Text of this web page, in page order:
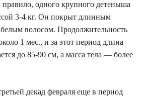
одного крупного детеныша
3-4 кг. Он покрыт длинным
волосом. Продолжительность
1 мес., и за этот период длина
до 85-90 см, а масса тела — более
декад февраля еще в период